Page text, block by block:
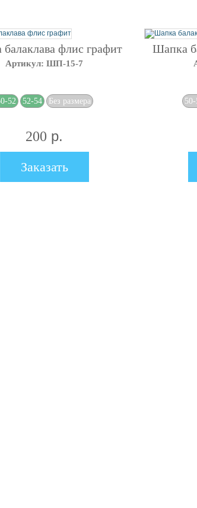
флис графит
Артикул: ШП-15-7
52 52-54 Без размера
200 р.
Заказать
Шапка
50-